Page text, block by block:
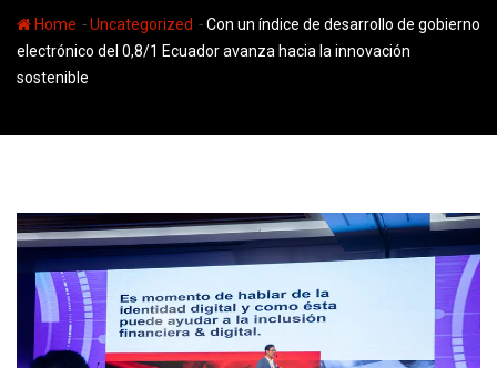
Home -Uncategorized -Con un índice de desarrollo de gobierno
electrónico del 0,8/1 Ecuador avanza hacia la innovación
sostenible